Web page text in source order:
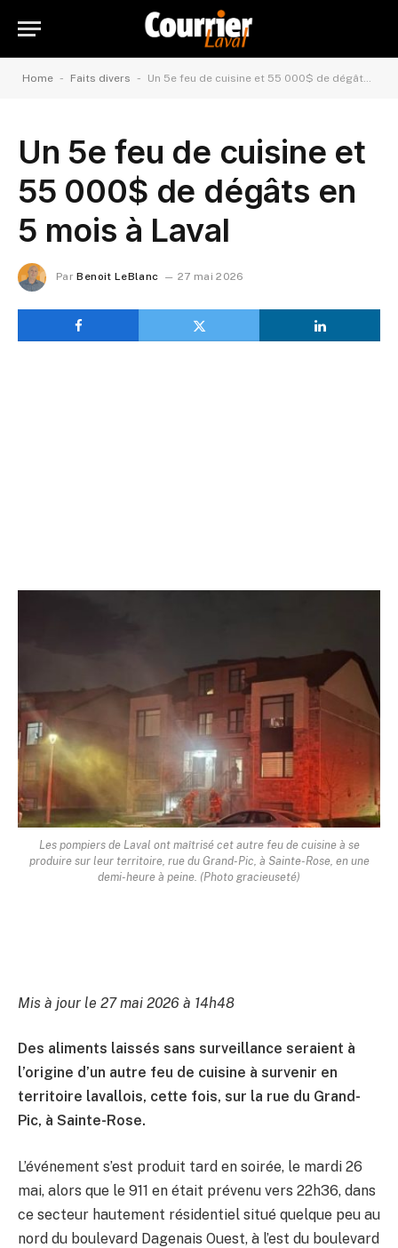
Home - Faits divers - Un 5e feu de cuisine et 55 000$ de dégâts en 5 mois à Laval
Un 5e feu de cuisine et
55 000$ de dégâts en
5 mois à Laval
Par Benoit LeBlanc 27 mai 2026
Les pompiers de Laval ont maîtrisé cet autre feu de cuisine à se
produire sur leur territoire, rue du Grand-Pic, à Sainte-Rose, en une
demi-heure à peine. (Photo gracieuseté)
Mis à jour le 27 mai 2026 à 14h48
Des aliments laissés sans surveillance seraient à
l’origine d’un autre feu de cuisine à survenir en
territoire lavallois, cette fois, sur la rue du Grand-
Pic, à Sainte-Rose.
L’événement s’est produit tard en soirée, le mardi 26
mai, alors que le 911 en était prévenu vers 22h36, dans
ce secteur hautement résidentiel situé quelque peu au
nord du boulevard Dagenais Ouest, à l’est du boulevard